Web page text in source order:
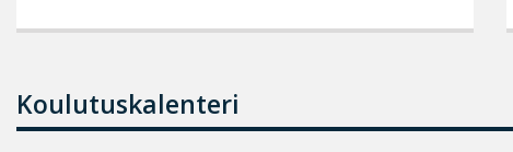
Koulutuskalenteri